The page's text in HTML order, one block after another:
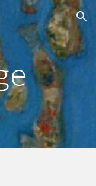
Skip to navigation